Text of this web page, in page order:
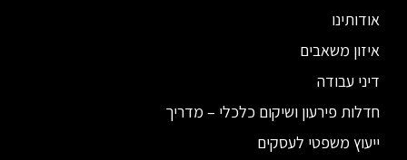
אודותינו
איזון משאבים
דיני עבודה
חדלות פירעון ושיקום כלכלי – מדריך
ייעוץ משפטי לעסקים